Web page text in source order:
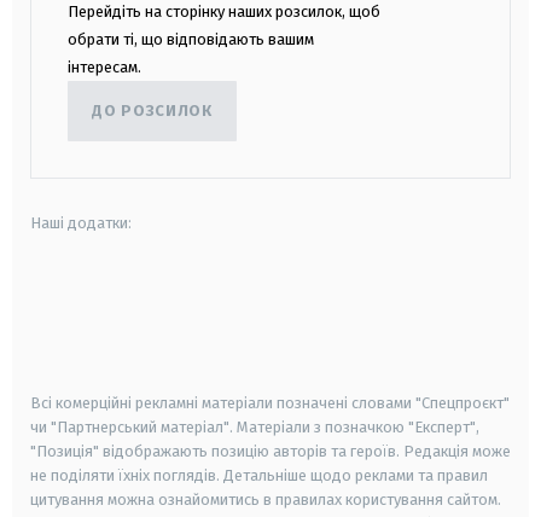
Перейдіть на сторінку наших розсилок, щоб
обрати ті, що відповідають вашим
інтересам.
ДО РОЗСИЛОК
Наші додатки:
Всі комерційні рекламні матеріали позначені словами "Спецпроєкт"
чи "Партнерський матеріал". Матеріали з позначкою "Експерт",
"Позиція" відображають позицію авторів та героїв. Редакція може
не поділяти їхніх поглядів. Детальніше щодо реклами та правил
цитування можна ознайомитись в правилах користування сайтом.